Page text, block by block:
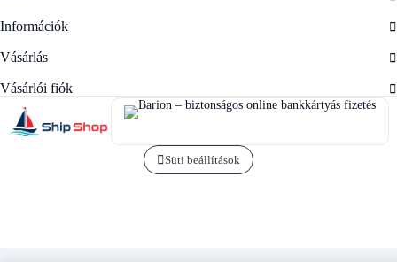
Információk
Vásárlás
Vásárlói fiók
Süti beállítások